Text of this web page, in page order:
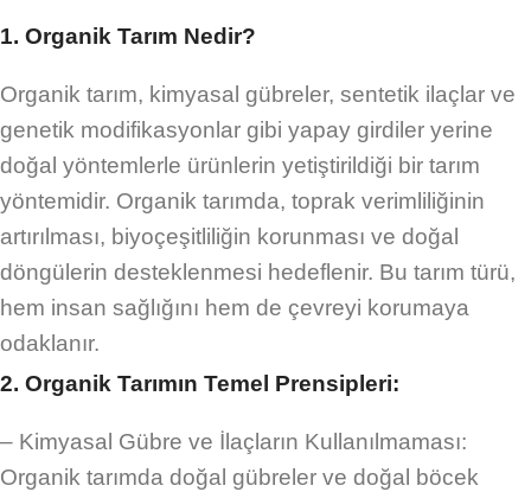
1. Organik Tarım Nedir?
Organik tarım, kimyasal gübreler, sentetik ilaçlar ve
genetik modifikasyonlar gibi yapay girdiler yerine
doğal yöntemlerle ürünlerin yetiştirildiği bir tarım
yöntemidir. Organik tarımda, toprak verimliliğinin
artırılması, biyoçeşitliliğin korunması ve doğal
döngülerin desteklenmesi hedeflenir. Bu tarım türü,
hem insan sağlığını hem de çevreyi korumaya
odaklanır.
2. Organik Tarımın Temel Prensipleri:
– Kimyasal Gübre ve İlaçların Kullanılmaması:
Organik tarımda doğal gübreler ve doğal böcek